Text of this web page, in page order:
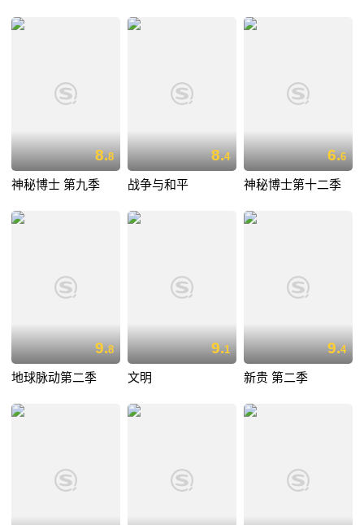
8.8
神秘博士 第九季
8.4
战争与和平
6.6
神秘博士第十二季
9.8
地球脉动第二季
9.1
文明
9.4
新贵 第二季